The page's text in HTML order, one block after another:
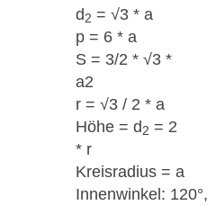
d2 = √3 * a
p = 6 * a
S = 3/2 * √3 *
a2
r = √3 / 2 * a
Höhe = d2 = 2
* r
Kreisradius = a
Innenwinkel: